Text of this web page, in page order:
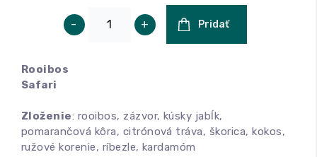
- + Pridať
Rooibos
Safari
Zloženie: rooibos, zázvor, kúsky jabĺk,
pomarančová kôra, citrónová tráva, škorica, kokos,
ružové korenie, ríbezle, kardamóm